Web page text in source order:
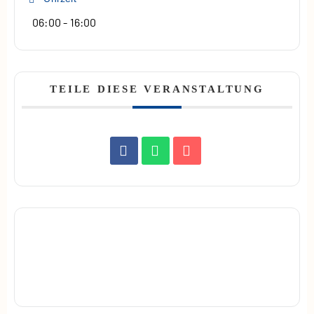
06:00 - 16:00
TEILE DIESE VERANSTALTUNG